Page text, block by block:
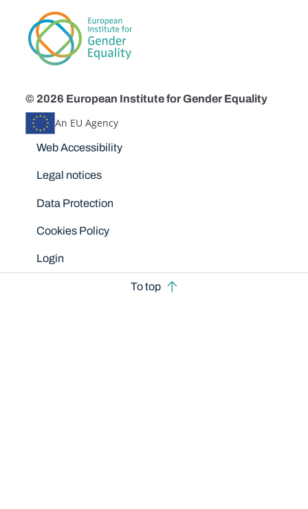
© 2026 European Institute for Gender Equality
An EU Agency
Disclaimers
Web Accessibility
Legal notices
Data Protection
Cookies Policy
Login
To top